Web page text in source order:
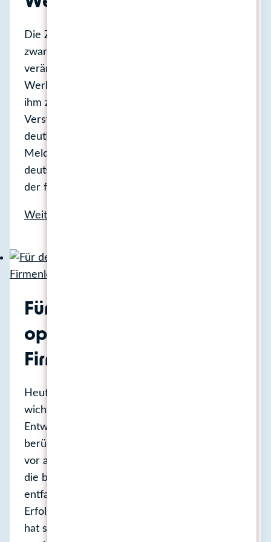
Die Zahl der Werbekodex-Verstöße nimmt
zwar ab. Aber es gibt noch einiges zu
verändern! Vor kurzem hat der Deutsche
Werberat veröffentlicht, dass die Zahl der von
ihm zu bearbeitenden Beschwerden wegen
Verstößen gegen den deutschen Werbekodex
deutlich gesunken ist. Entsprechenden
Meldungen zufolge musste das von der
deutschen Werbewirtschaft getragene Organ
der freiwilligen Selbstkontrolle im Jahr…
Weiterlesen
Für den Onlineeinsatz
optimiertes neues
Firmenlogo? 7 Tipps
Heute geht es darum, Ihnen sieben besonders
wichtige Tipps vorzustellen, die bei der
Entwicklung von Unternehmenslogos
berücksichtigt werden sollten … … und zwar
vor allem dann, wenn das Logo auch online
die bestmögliche kommunikative Wirkung
entfalten und direkt zum unternehmerischen
Erfolg beitragen soll! Wie Sie vielleicht wissen,
hat sich die Baumgärtner Marketing GmbH